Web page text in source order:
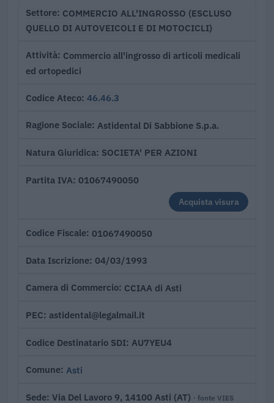
Settore COMMERCIO ALL'INGROSSO (ESCLUSO
QUELLO DI AUTOVEICOLI E DI MOTOCICLI)
Attività Commercio all'ingrosso di articoli medicali
ed ortopedici
Codice Ateco 46.46.3
Ragione Sociale Astidental Di Sabbione S.p.a.
Natura Giuridica SOCIETA' PER AZIONI
Partita IVA 01067490050
Acquista visura
Codice Fiscale 01067490050
Data Iscrizione 04/03/1993
Camera di Commercio CCIAA di Asti
PEC astidental@legalmail.it
Codice Destinatario SDI AU7YEU4
Comune Asti
Sede Via Del Lavoro 9, 14100 Asti (AT) · fonte VIES